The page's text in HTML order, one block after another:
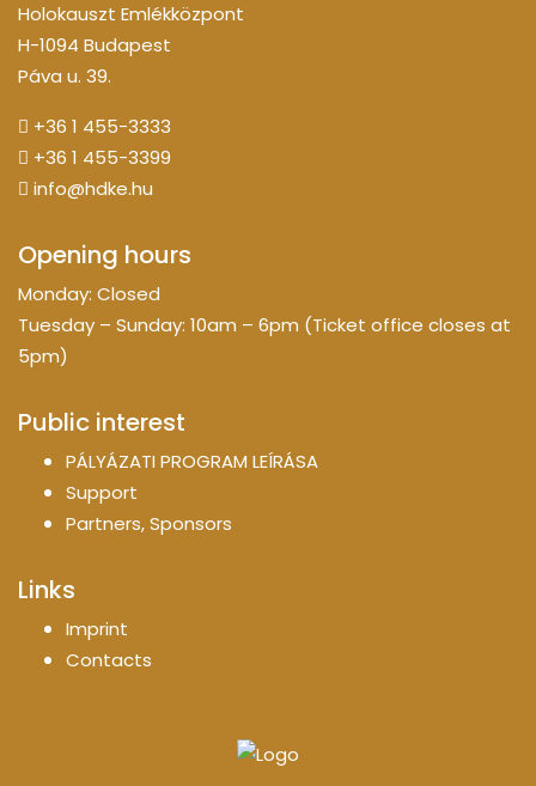
Holokauszt Emlékközpont
H-1094 Budapest
Páva u. 39.
+36 1 455-3333
+36 1 455-3399
info@hdke.hu
Opening hours
Monday: Closed
Tuesday – Sunday: 10am – 6pm (Ticket office closes at
5pm)
Public interest
PÁLYÁZATI PROGRAM LEÍRÁSA
Support
Partners, Sponsors
Links
Imprint
Contacts